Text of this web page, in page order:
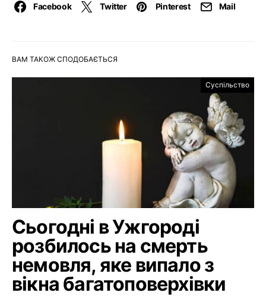
Facebook Twitter Pinterest Mail
ВАМ ТАКОЖ СПОДОБАЄТЬСЯ
Суспільство
Сьогодні в Ужгороді
розбилось на смерть
немовля, яке випало з
вікна багатоповерхівки